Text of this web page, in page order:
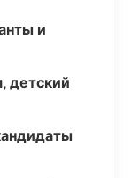
и
детский